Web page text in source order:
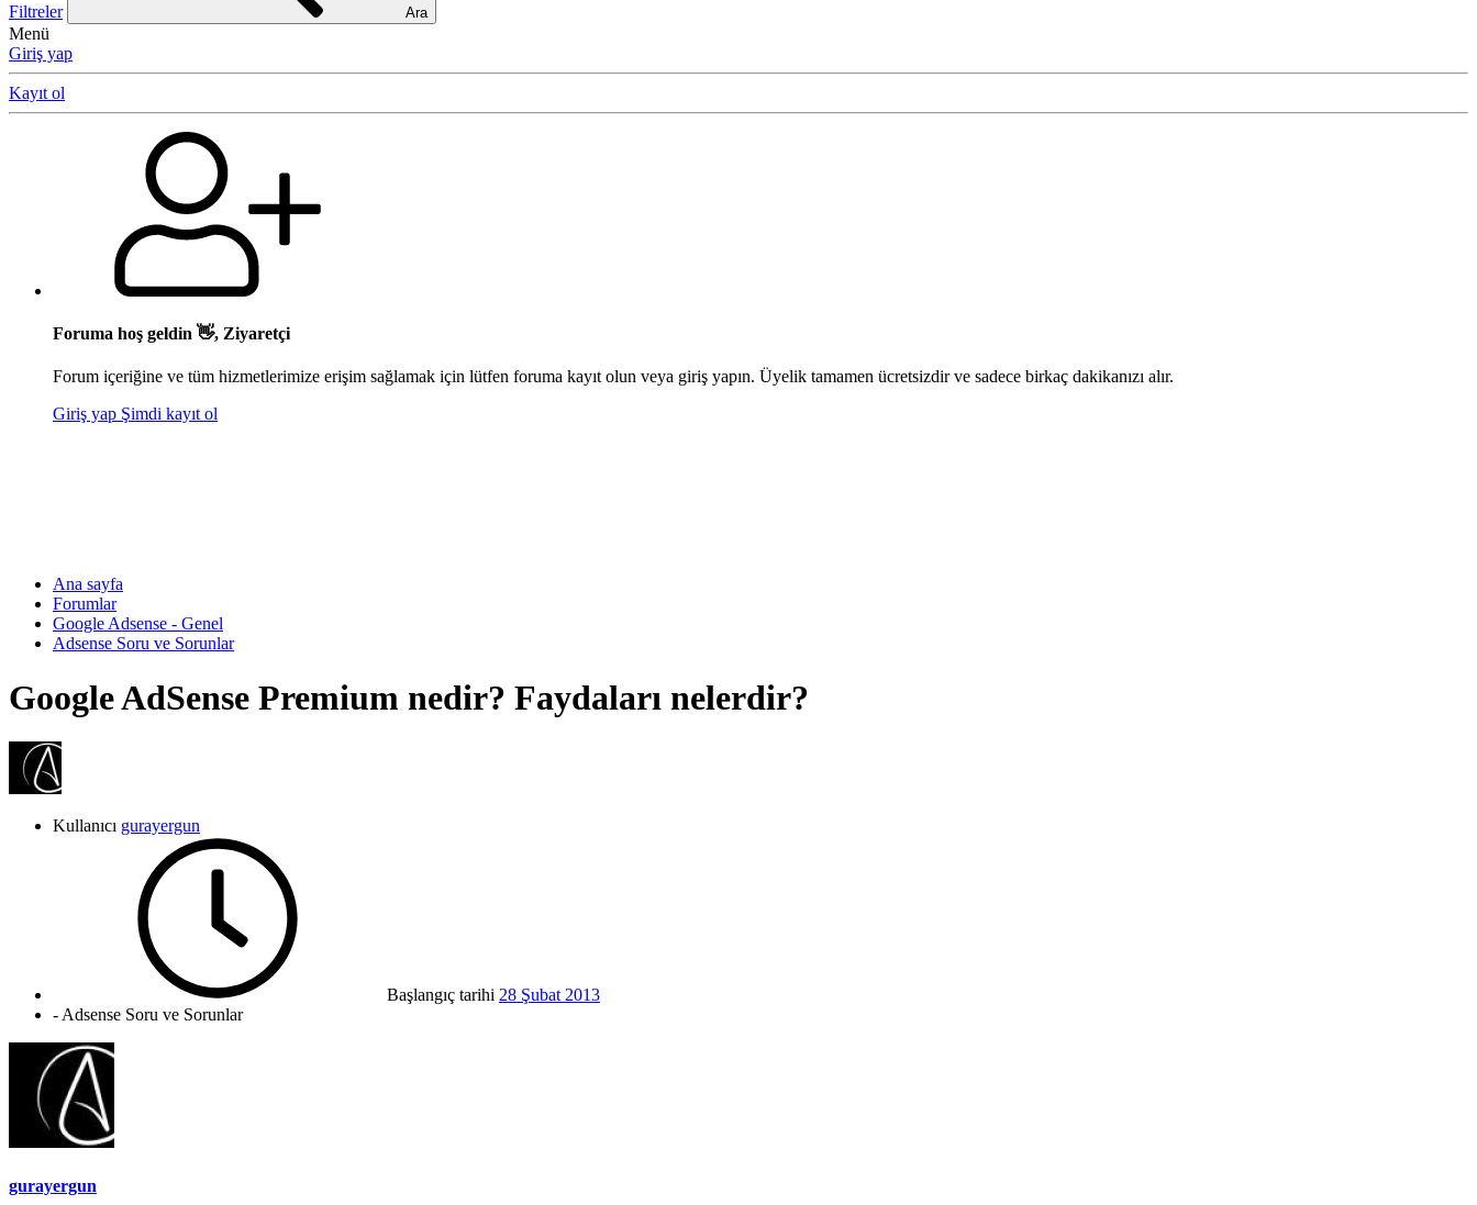
Filtreler Ara
Menü
Giriş yap
Kayıt ol
Foruma hoş geldin 👋, Ziyaretçi
Forum içeriğine ve tüm hizmetlerimize erişim sağlamak için lütfen foruma kayıt olun veya giriş yapın. Üyelik tamamen ücretsizdir ve sadece birkaç dakikanızı alır.
Giriş yap Şimdi kayıt ol
Ana sayfa
Forumlar
Google Adsense - Genel
Adsense Soru ve Sorunlar
Google AdSense Premium nedir? Faydaları nelerdir?
Kullanıcı gurayergun
Başlangıç tarihi 28 Şubat 2013
- Adsense Soru ve Sorunlar
gurayergun